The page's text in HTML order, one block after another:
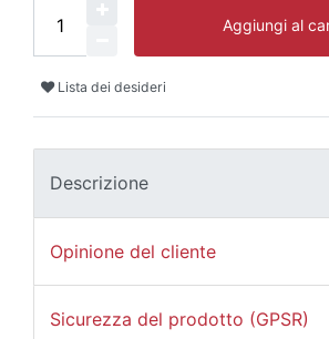
Aggiungi al
Lista dei desideri
Descrizione
Opinione del cliente
Sicurezza del prodotto (GPSR)